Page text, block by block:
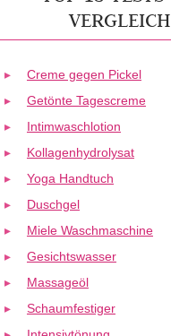
Creme gegen Pickel
Getönte Tagescreme
Intimwaschlotion
Kollagenhydrolysat
Yoga Handtuch
Duschgel
Miele Waschmaschine
Gesichtswasser
Massageöl
Schaumfestiger